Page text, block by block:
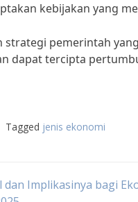
kebijakan yang
strategi pemerintah
dapat tercipta
Tagged jenis ekonomi
Implikasinya bagi